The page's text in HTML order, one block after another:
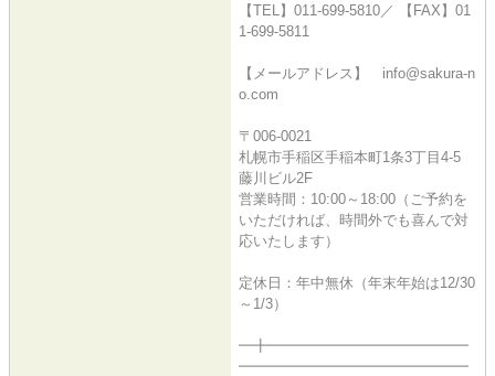
【TEL】011-699-5810／ 【FAX】01
1-699-5811
【メールアドレス】 info@sakura-n
o.com
〒006-0021
札幌市手稲区手稲本町1条3丁目4-5
藤川ビル2F
営業時間：10:00～18:00（ご予約を
いただければ、時間外でも喜んで対
応いたします）
定休日：年中無休（年末年始は12/30
～1/3）
━╋━━━━━━━━━━━━━━
━━━━━━━━━━━━━━━━